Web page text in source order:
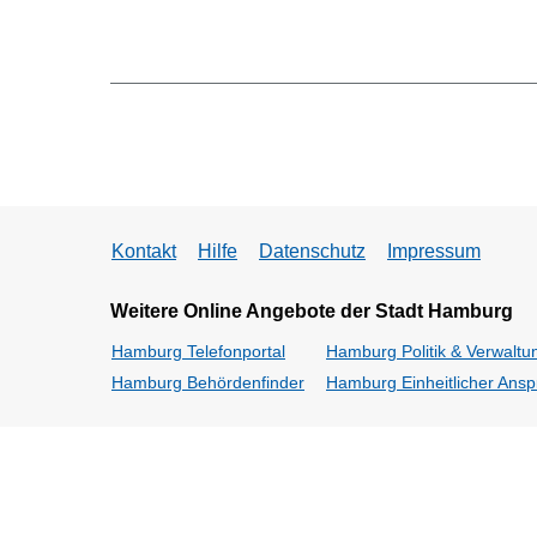
Kontakt Hilfe Datenschutz Impressum
Weitere Online Angebote der Stadt Hamburg
Hamburg Telefonportal
Hamburg Behördenfinder
Hamburg Politik &
Hamburg Einheitlicher